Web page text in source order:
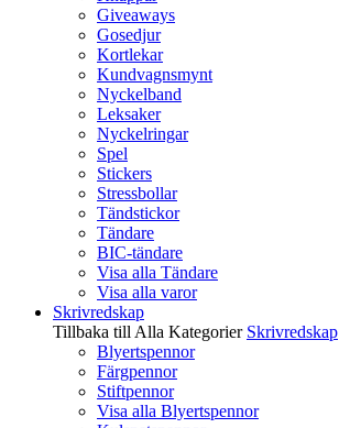
Giveaways
Gosedjur
Kortlekar
Kundvagnsmynt
Nyckelband
Leksaker
Nyckelringar
Spel
Stickers
Stressbollar
Tändstickor
Tändare
BIC-tändare
Visa alla Tändare
Visa alla varor
Skrivredskap
Tillbaka till Alla Kategorier Skrivredskap
Blyertspennor
Färgpennor
Stiftpennor
Visa alla Blyertspennor